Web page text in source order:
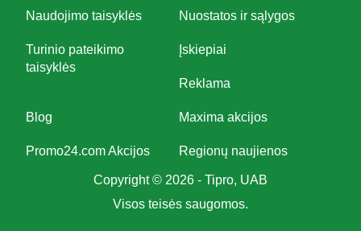
Naudojimo taisyklės Nuostatos ir sąlygos
Turinio pateikimo
taisyklės
Įskiepiai
Reklama
Blog Maxima akcijos
Promo24.com Akcijos Regionų naujienos
Copyright © 2026 - Tipro, UAB
Visos teisės saugomos.